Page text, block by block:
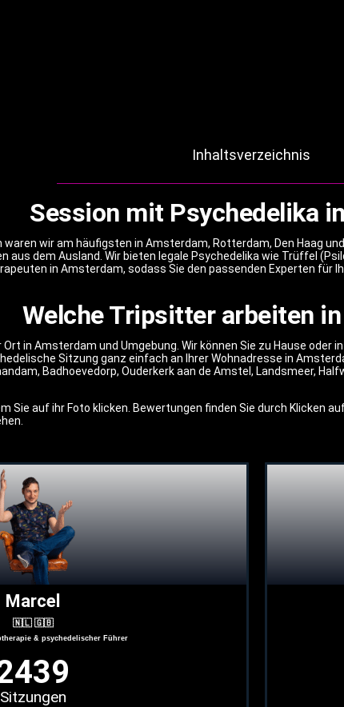
Inhaltsverzeichnis
Session mit Psychedelika
waren wir am häufigsten in Amsterdam, Rotterdam, Den Haag
dem Ausland. Wir bieten legale Psychedelika wie Trüffel
in Amsterdam, sodass Sie den passenden Experten für
Welche Tripsitter arbeiten
in Amsterdam und Umgebung. Wir können Sie zu Hause oder
Sitzung ganz einfach an Ihrer Wohnadresse in
Badhoevedorp, Ouderkerk aan de Amstel, Landsmeer,
Sie auf ihr Foto klicken. Bewertungen finden Sie durch Klicken
Marcel
🇳🇱 🇬🇧
& psychedelischer Führer
Sitzungen